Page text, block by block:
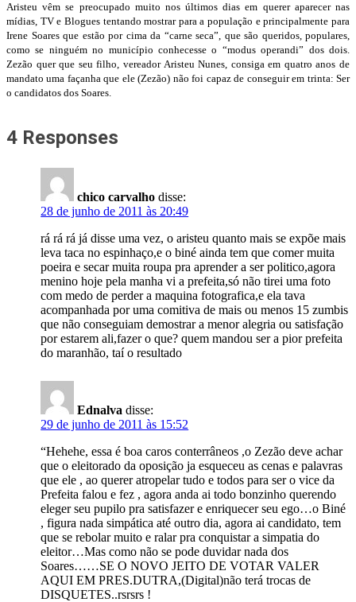
Aristeu vêm se preocupado muito nos últimos dias em querer aparecer nas
mídias, TV e Blogues tentando mostrar para a população e principalmente para
Irene Soares que estão por cima da “carne seca”, que são queridos, populares,
como se ninguém no município conhecesse o “modus operandi” dos dois.
Zezão quer que seu filho, vereador Aristeu Nunes, consiga em quatro anos de
mandato uma façanha que ele (Zezão) não foi capaz de conseguir em trinta: Ser
o candidatos dos Soares.
4 Responses
chico carvalho disse:
28 de junho de 2011 às 20:49
rá rá rá já disse uma vez, o aristeu quanto mais se expõe mais
leva taca no espinhaço,e o biné ainda tem que comer muita
poeira e secar muita roupa pra aprender a ser politico,agora
menino hoje pela manha vi a prefeita,só não tirei uma foto
com medo de perder a maquina fotografica,e ela tava
acompanhada por uma comitiva de mais ou menos 15 zumbis
que não conseguiam demostrar a menor alegria ou satisfação
por estarem ali,fazer o que? quem mandou ser a pior prefeita
do maranhão, taí o resultado
Ednalva disse:
29 de junho de 2011 às 15:52
“Hehehe, essa é boa caros conterrâneos ,o Zezão deve achar
que o eleitorado da oposição ja esqueceu as cenas e palavras
que ele , ao querer atropelar tudo e todos para ser o vice da
Prefeita falou e fez , agora anda ai todo bonzinho querendo
eleger seu pupilo pra satisfazer e enriquecer seu ego…o Biné
, figura nada simpática até outro dia, agora ai candidato, tem
que se rebolar muito e ralar pra conquistar a simpatia do
eleitor…Mas como não se pode duvidar nada dos
Soares……SE O NOVO JEITO DE VOTAR VALER
AQUI EM PRES.DUTRA,(Digital)não terá trocas de
DISQUETES..rsrsrs !